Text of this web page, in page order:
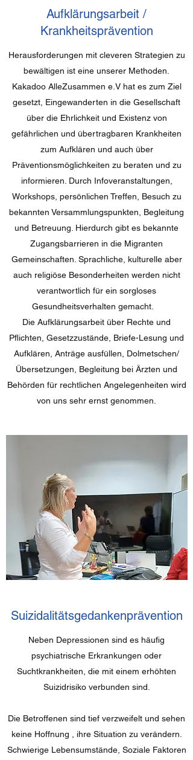
Aufklärungsarbeit /
Krankheitsprävention
Herausforderungen mit cleveren Strategien zu
bewältigen ist eine unserer Methoden.
Kakadoo AlleZusammen e.V hat es zum Ziel
gesetzt, Eingewanderten in die Gesellschaft
über die Ehrlichkeit und Existenz von
gefährlichen und übertragbaren Krankheiten
zum Aufklären und auch über
Präventionsmöglichkeiten zu beraten und zu
informieren. Durch Infoveranstaltungen,
Workshops, persönlichen Treffen, Besuch zu
bekannten Versammlungspunkten, Begleitung
und Betreuung. Hierdurch gibt es bekannte
Zugangsbarrieren in die Migranten
Gemeinschaften. Sprachliche, kulturelle aber
auch religiöse Besonderheiten werden nicht
verantwortlich für ein sorgloses
Gesundheitsverhalten gemacht.
Die Aufklärungsarbeit über Rechte und
Pflichten, Gesetzzustände, Briefe-Lesung und
Aufklären, Anträge ausfüllen, Dolmetschen/
Übersetzungen, Begleitung bei Ärzten und
Behörden für rechtlichen Angelegenheiten wird
von uns sehr ernst genommen.
Suizidalitätsgedankenprävention
Neben Depressionen sind es häufig
psychiatrische Erkrankungen oder
Suchtkrankheiten, die mit einem erhöhten
Suizidrisiko verbunden sind.
Die Betroffenen sind tief verzweifelt und sehen
keine Hoffnung , ihre Situation zu verändern.
Schwierige Lebensumstände, Soziale Faktoren